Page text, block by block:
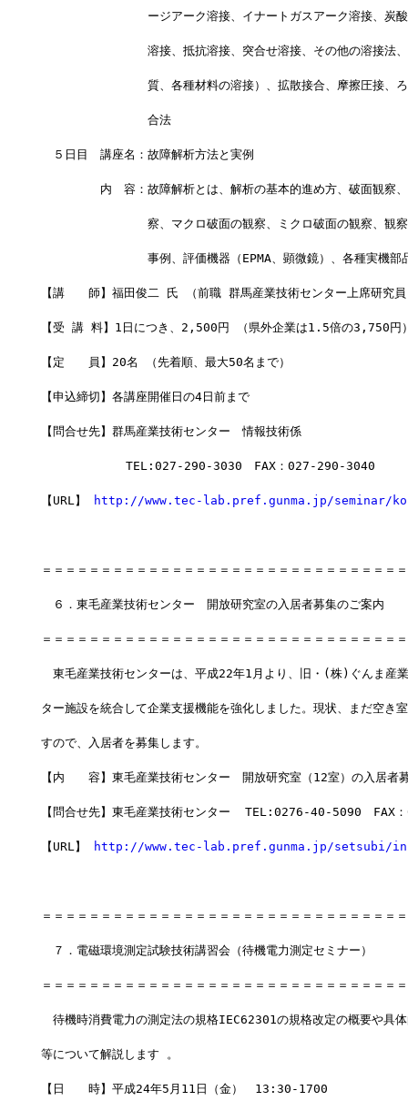
ージアーク溶接、イナートガスアーク溶接、炭酸
溶接、抵抗溶接、突合せ溶接、その他の溶接法、
質、各種材料の溶接）、拡散接合、摩擦圧接、ろ
合法
５日目　講座名：故障解析方法と実例
内　容：故障解析とは、解析の基本的進め方、破面観察、
察、マクロ破面の観察、ミクロ破面の観察、観察
事例、評価機器（EPMA、顕微鏡）、各種実機部
【講　　師】福田俊二 氏 （前職 群馬産業技術センター上席研究員
【受 講 料】1日につき、2,500円 （県外企業は1.5倍の3,750円
【定　　員】20名 （先着順、最大50名まで）
【申込締切】各講座開催日の4日前まで
【問合せ先】群馬産業技術センター　情報技術係
         　 TEL:027-290-3030　FAX：027-290-3040
【URL】 http://www.tec-lab.pref.gunma.jp/seminar/
＝＝＝＝＝＝＝＝＝＝＝＝＝＝＝＝＝＝＝＝＝＝＝＝＝＝＝＝＝＝
６．東毛産業技術センター　開放研究室の入居者募集のご案内
＝＝＝＝＝＝＝＝＝＝＝＝＝＝＝＝＝＝＝＝＝＝＝＝＝＝＝＝＝＝
東毛産業技術センターは、平成22年1月より、旧・(株)ぐんま産
ター施設を統合して企業支援機能を強化しました。現状、まだ空き
すので、入居者を募集します。
【内　　容】東毛産業技術センター　開放研究室（12室）の入居者
【問合せ先】東毛産業技術センター  TEL:0276-40-5090　FAX
【URL】 http://www.tec-lab.pref.gunma.jp/setsubi/
＝＝＝＝＝＝＝＝＝＝＝＝＝＝＝＝＝＝＝＝＝＝＝＝＝＝＝＝＝＝
７．電磁環境測定試験技術講習会（待機電力測定セミナー）
＝＝＝＝＝＝＝＝＝＝＝＝＝＝＝＝＝＝＝＝＝＝＝＝＝＝＝＝＝＝
待機時消費電力の測定法の規格IEC62301の規格改定の概要や具
等について解説します 。
【日　　時】平成24年5月11日（金）　13:30-1700